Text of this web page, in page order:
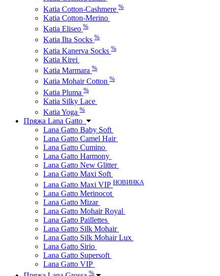
Katia Cotton-Cashmere %
Katia Cotton-Merino
Katia Eliseo %
Katia Ilta Socks %
Katia Kanerva Socks %
Katia Kirei
Katia Marmara %
Katia Mohair Cotton %
Katia Pluma %
Katia Silky Lace
Katia Yoga %
Пряжа Lana Gatto
Lana Gatto Baby Soft
Lana Gatto Camel Hair
Lana Gatto Cumino
Lana Gatto Harmony
Lana Gatto New Glitter
Lana Gatto Maxi Soft
Lana Gatto Maxi VIP НОВИНКА
Lana Gatto Merinocot
Lana Gatto Mizar
Lana Gatto Mohair Royal
Lana Gatto Paillettes
Lana Gatto Silk Mohair
Lana Gatto Silk Mohair Lux
Lana Gatto Sirio
Lana Gatto Supersoft
Lana Gatto VIP
%